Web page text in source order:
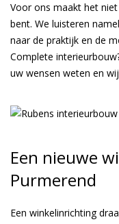
Voor ons maakt het
bent. We luisteren
naar de praktijk en de
Complete
uw wensen weten en
Een nieuwe
Purmerend
Een winkelinrichting